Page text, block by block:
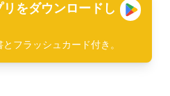
をダウンロードし
フラッシュカード付き。